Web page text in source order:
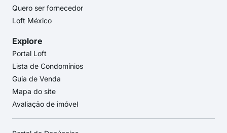
Quero ser fornecedor
Loft México
Explore
Portal Loft
Lista de Condomínios
Guia de Venda
Mapa do site
Avaliação de imóvel